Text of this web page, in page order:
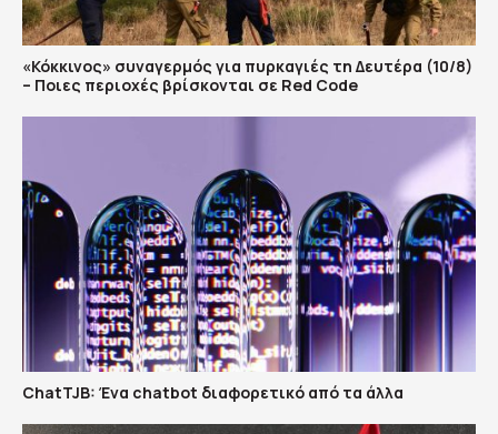
«Κόκκινος» συναγερμός για πυρκαγιές τη Δευτέρα (10/8)
– Ποιες περιοχές βρίσκονται σε Red Code
ChatTJB: Ένα chatbot διαφορετικό από τα άλλα